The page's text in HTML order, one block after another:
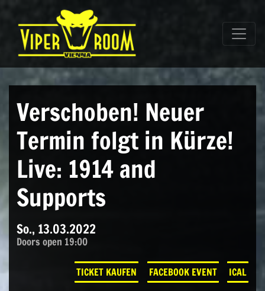
Direkt zum Inhalt wechseln
Hauptnavigation
Verschoben! Neuer
Termin folgt in Kürze!
Live: 1914 and
Supports
So., 13.03.2022
Doors open 19:00
TICKET KAUFEN FACEBOOK EVENT ICAL